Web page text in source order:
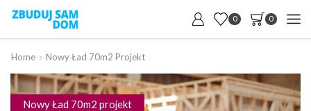
0 0
Home Nowy Ład 70m2 Projekt
Nowy Ład 70m2 projekt